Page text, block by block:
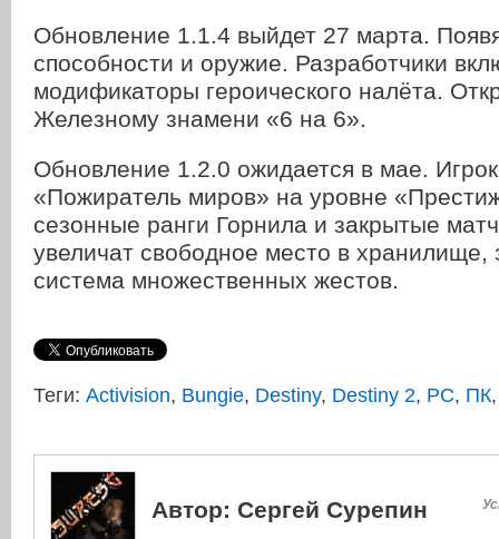
Обновление 1.1.4 выйдет 27 марта.
способности и оружие. Разработчики
модификаторы героического налёта.
Железному знамени «6 на 6».
Обновление 1.2.0 ожидается в мае.
«Пожиратель миров» на уровне
сезонные ранги Горнила и закрытые
увеличат свободное место в хранилище,
система множественных жестов.
Теги: Activision, Bungie, Destiny, Destiny 2, PC, ПК
Автор: Сергей Сурепин